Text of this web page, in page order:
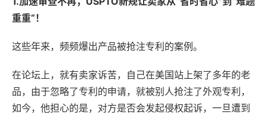
重重”！
这些年来，频频爆出产品被抢注专利的案例。
在论坛上，就有卖家诉苦，自己在美国站上架了多年的老
品，由于忽略了专利的申请，就被别人抢注了外观专利，
如今，他担心的是，对方是否会发起侵权起诉，一旦遭到